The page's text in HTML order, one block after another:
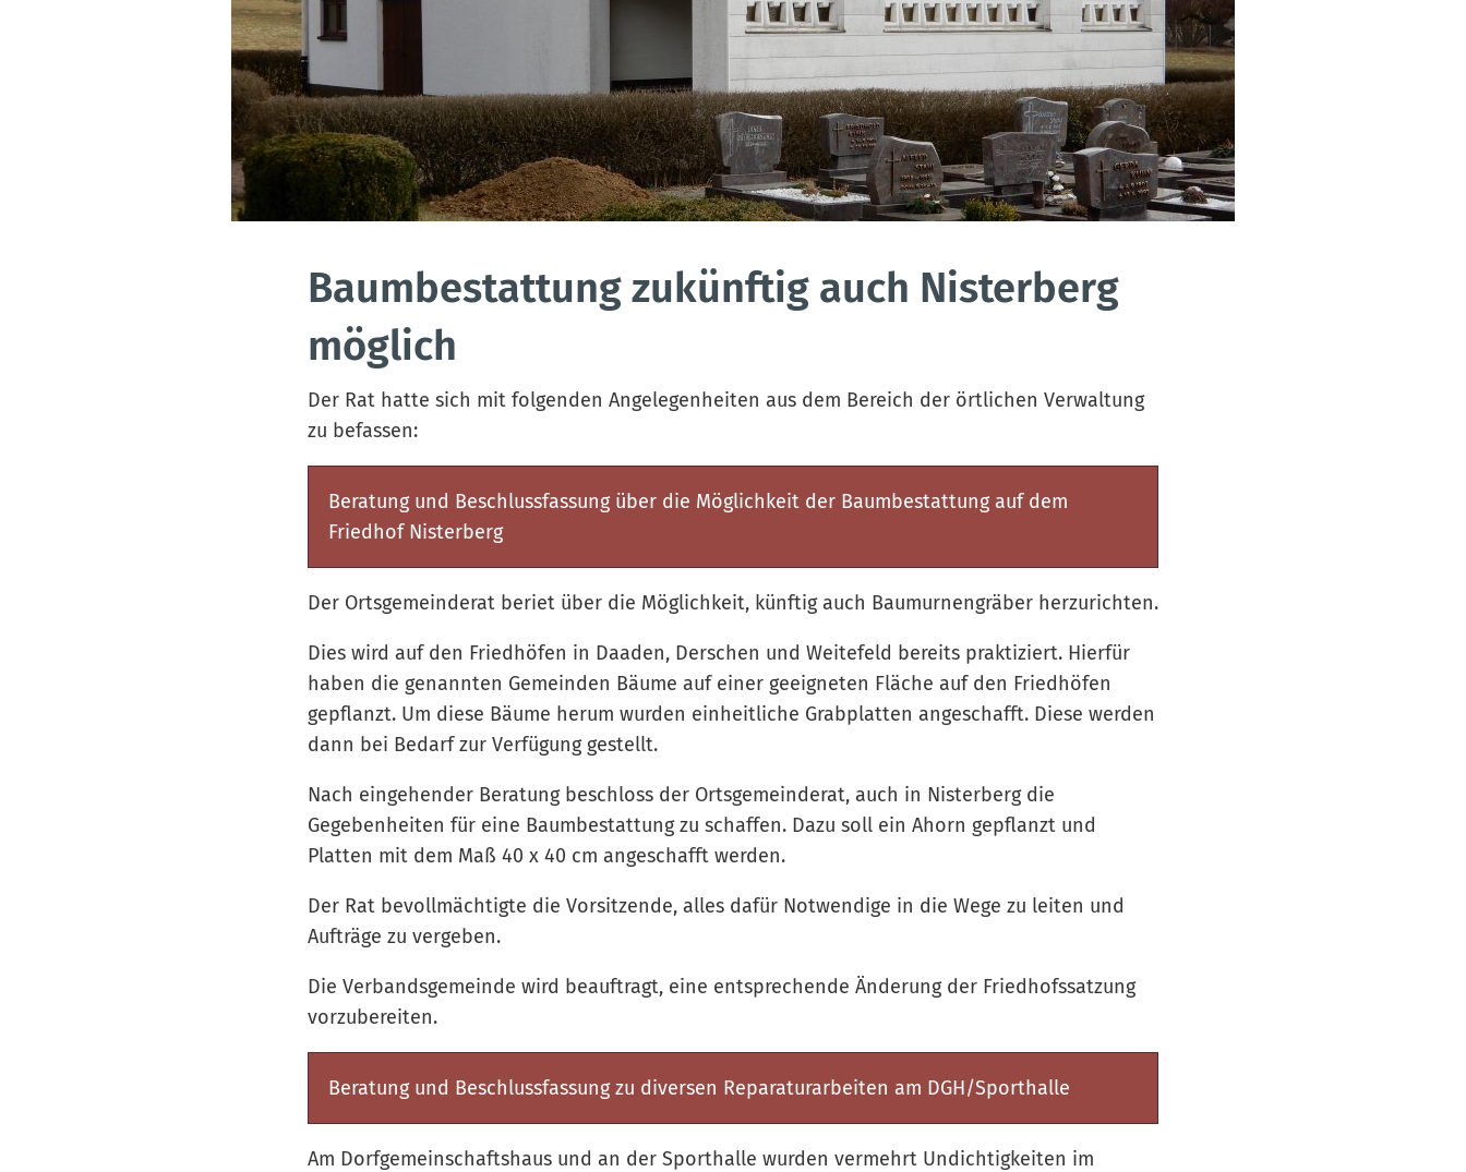
Baumbestattung zukünftig auch Nisterberg
möglich
Der Rat hatte sich mit folgenden Angelegenheiten aus dem Bereich der örtlichen Verwaltung
zu befassen:
Beratung und Beschlussfassung über die Möglichkeit der Baumbestattung auf dem
Friedhof Nisterberg
Der Ortsgemeinderat beriet über die Möglichkeit, künftig auch Baumurnengräber herzurichten.
Dies wird auf den Friedhöfen in Daaden, Derschen und Weitefeld bereits praktiziert. Hierfür
haben die genannten Gemeinden Bäume auf einer geeigneten Fläche auf den Friedhöfen
gepflanzt. Um diese Bäume herum wurden einheitliche Grabplatten angeschafft. Diese werden
dann bei Bedarf zur Verfügung gestellt.
Nach eingehender Beratung beschloss der Ortsgemeinderat, auch in Nisterberg die
Gegebenheiten für eine Baumbestattung zu schaffen. Dazu soll ein Ahorn gepflanzt und
Platten mit dem Maß 40 x 40 cm angeschafft werden.
Der Rat bevollmächtigte die Vorsitzende, alles dafür Notwendige in die Wege zu leiten und
Aufträge zu vergeben.
Die Verbandsgemeinde wird beauftragt, eine entsprechende Änderung der Friedhofssatzung
vorzubereiten.
Beratung und Beschlussfassung zu diversen Reparaturarbeiten am DGH/Sporthalle
Am Dorfgemeinschaftshaus und an der Sporthalle wurden vermehrt Undichtigkeiten im